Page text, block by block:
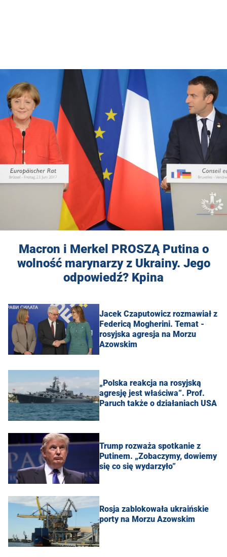
Macron i Merkel PROSZĄ Putina o
wolność marynarzy z Ukrainy. Jego
odpowiedź? Kpina
Jacek Czaputowicz rozmawiał z
Federicą Mogherini. Temat -
rosyjska agresja na Morzu
Azowskim
„Polska reakcja na rosyjską
agresję jest właściwa”. Prof.
Paruch także o działaniach USA
Trump rozważa spotkanie z
Putinem. „Zobaczymy, dowiemy
się co się wydarzyło”
Rosja zablokowała ukraińskie
porty na Morzu Azowskim